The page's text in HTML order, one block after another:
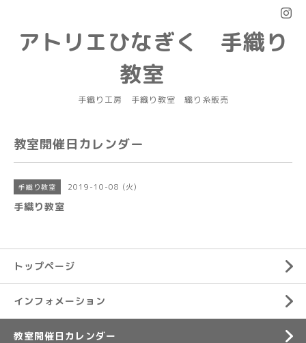
アトリエひなぎく 手織り
教室
手織り工房 手織り教室 織り糸販売
教室開催日カレンダー
手織り教室 2019-10-08 (火)
手織り教室
トップページ
インフォメーション
教室開催日カレンダー